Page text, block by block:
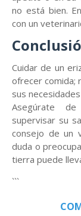
no está bien.
con un
Cuidar de un
ofrecer comida;
sus
Asegúrate
supervisar su
consejo de un
duda o
tierra puede
```